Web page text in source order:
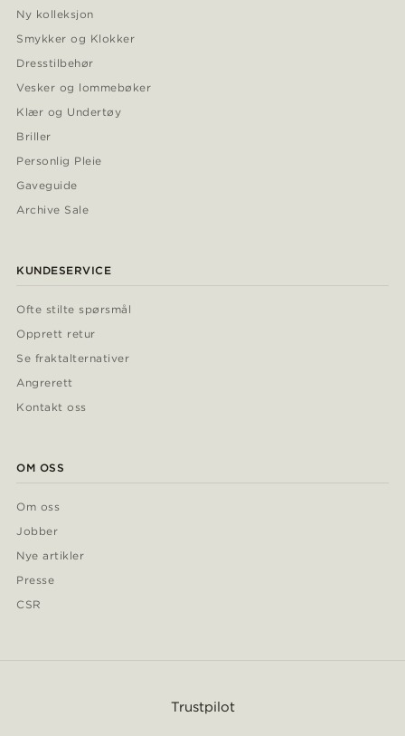
Ny kolleksjon
Smykker og Klokker
Dresstilbehør
Vesker og lommebøker
Klær og Undertøy
Briller
Personlig Pleie
Gaveguide
Archive Sale
KUNDESERVICE
Ofte stilte spørsmål
Opprett retur
Se fraktalternativer
Angrerett
Kontakt oss
OM OSS
Om oss
Jobber
Nye artikler
Presse
CSR
Trustpilot